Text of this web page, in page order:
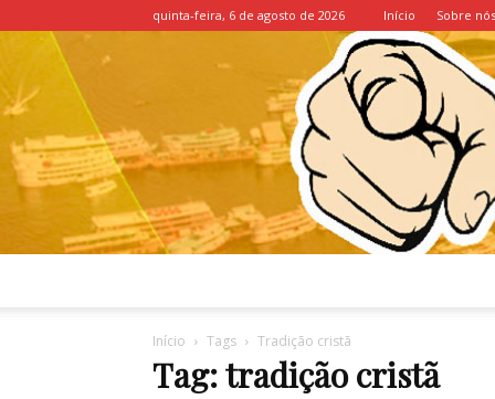
quinta-feira, 6 de agosto de 2026 Início Sobre nós
Início Tags Tradição cristã
Tag: tradição cristã